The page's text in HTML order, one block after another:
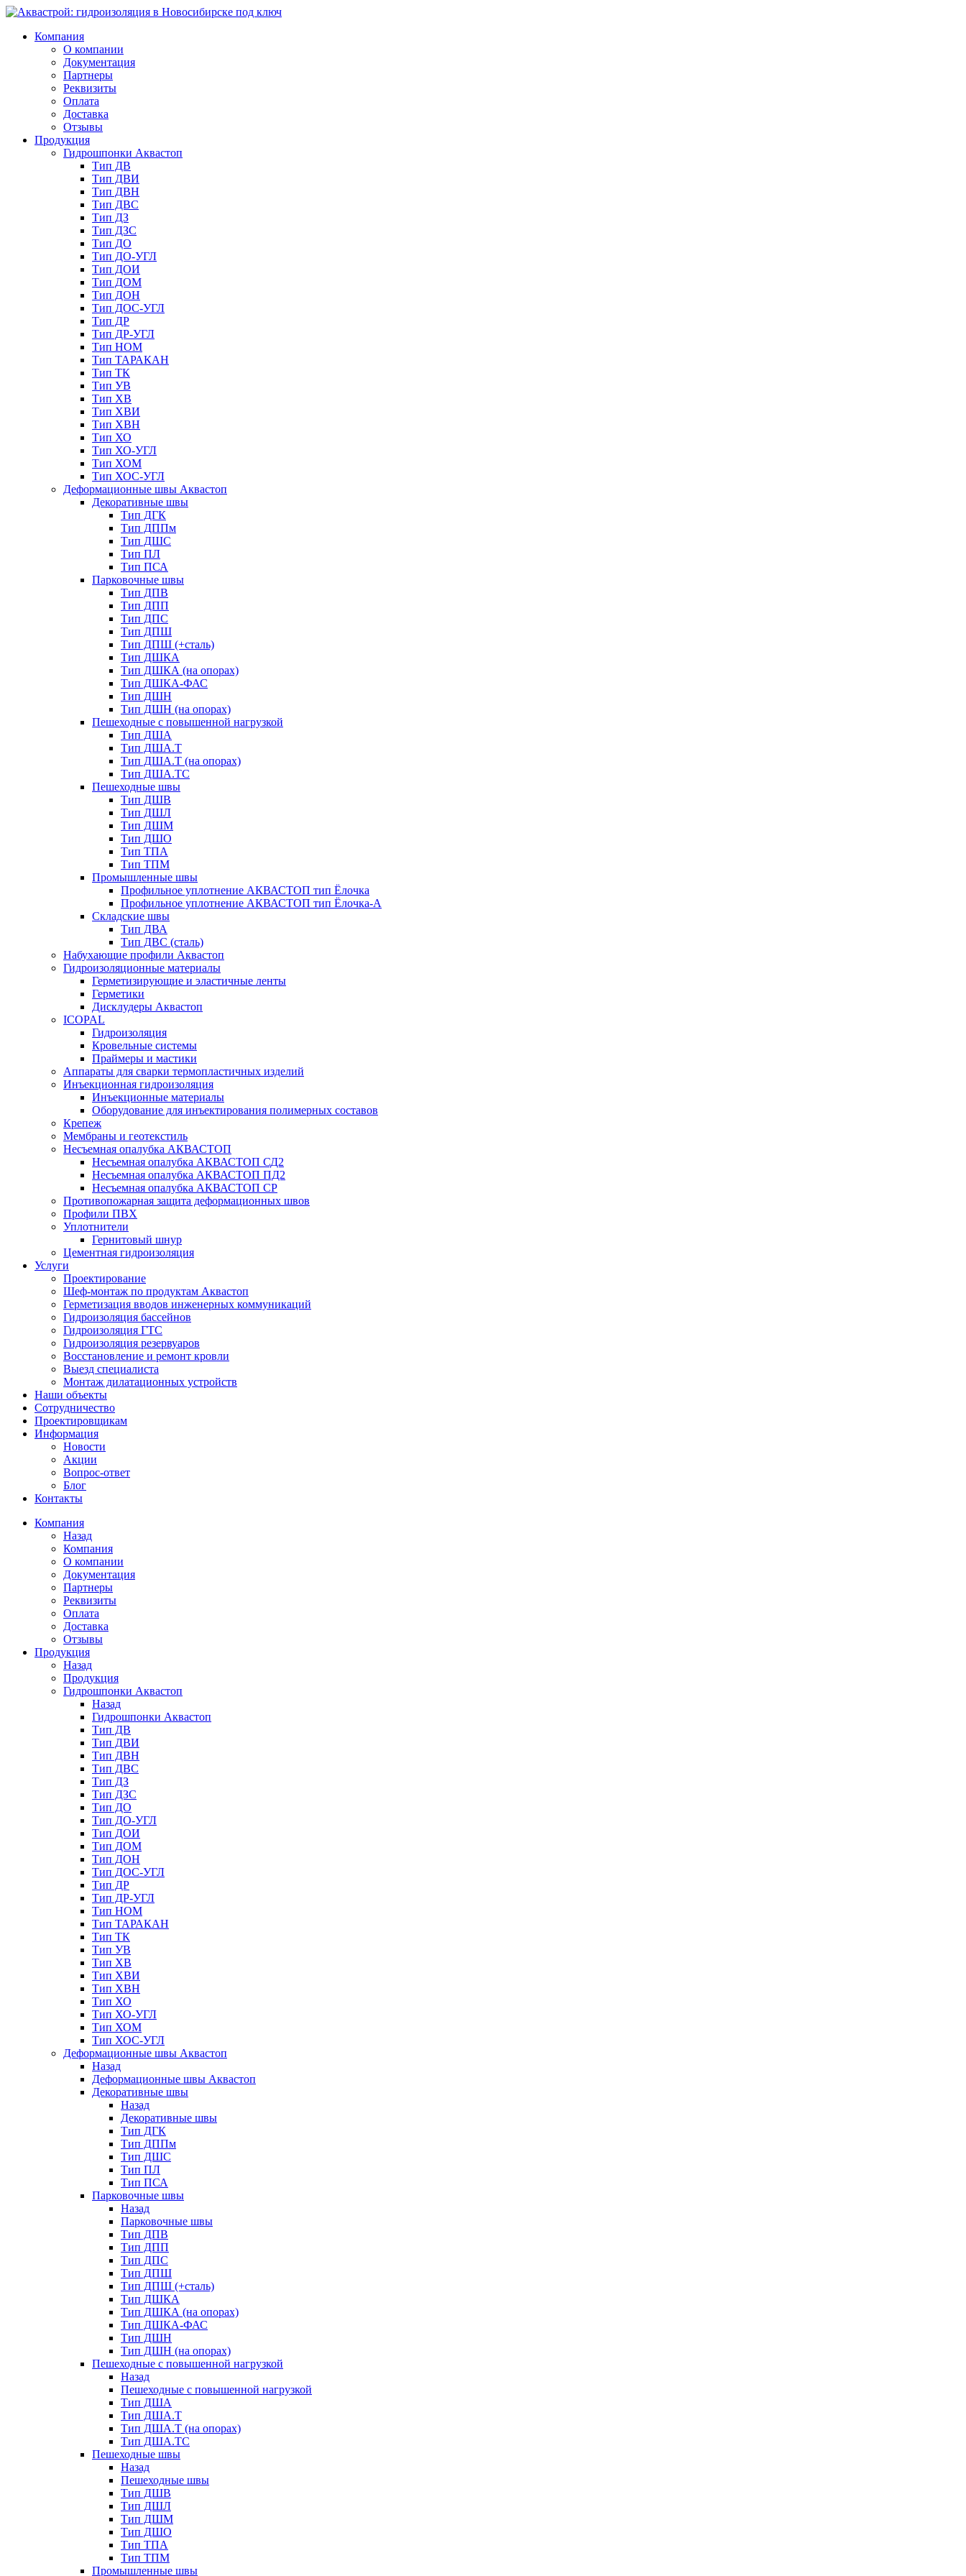
Компания
О компании
Документация
Партнеры
Реквизиты
Оплата
Доставка
Отзывы
Продукция
Гидрошпонки Аквастоп
Тип ДВ
Тип ДВИ
Тип ДВН
Тип ДВС
Тип ДЗ
Тип ДЗС
Тип ДО
Тип ДО-УГЛ
Тип ДОИ
Тип ДОМ
Тип ДОН
Тип ДОС-УГЛ
Тип ДР
Тип ДР-УГЛ
Тип НОМ
Тип ТАРАКАН
Тип ТК
Тип УВ
Тип ХВ
Тип ХВИ
Тип ХВН
Тип ХО
Тип ХО-УГЛ
Тип ХОМ
Тип ХОС-УГЛ
Деформационные швы Аквастоп
Декоративные швы
Тип ДГК
Тип ДППм
Тип ДШС
Тип ПЛ
Тип ПСА
Парковочные швы
Тип ДПВ
Тип ДПП
Тип ДПС
Тип ДПШ
Тип ДПШ (+сталь)
Тип ДШКА
Тип ДШКА (на опорах)
Тип ДШКА-ФАС
Тип ДШН
Тип ДШН (на опорах)
Пешеходные с повышенной нагрузкой
Тип ДША
Тип ДША.Т
Тип ДША.Т (на опорах)
Тип ДША.ТС
Пешеходные швы
Тип ДШВ
Тип ДШЛ
Тип ДШМ
Тип ДШО
Тип ТПА
Тип ТПМ
Промышленные швы
Профильное уплотнение АКВАСТОП тип Ёлочка
Профильное уплотнение АКВАСТОП тип Ёлочка-А
Складские швы
Тип ДВА
Тип ДВС (сталь)
Набухающие профили Аквастоп
Гидроизоляционные материалы
Герметизирующие и эластичные ленты
Герметики
Дисклудеры Аквастоп
ICOPAL
Гидроизоляция
Кровельные системы
Праймеры и мастики
Аппараты для сварки термопластичных изделий
Инъекционная гидроизоляция
Инъекционные материалы
Оборудование для инъектирования полимерных составов
Крепеж
Мембраны и геотекстиль
Несъемная опалубка АКВАСТОП
Несъемная опалубка АКВАСТОП СД2
Несъемная опалубка АКВАСТОП ПД2
Несъемная опалубка АКВАСТОП СР
Противопожарная защита деформационных швов
Профили ПВХ
Уплотнители
Гернитовый шнур
Цементная гидроизоляция
Услуги
Проектирование
Шеф-монтаж по продуктам Аквастоп
Герметизация вводов инженерных коммуникаций
Гидроизоляция бассейнов
Гидроизоляция ГТС
Гидроизоляция резервуаров
Восстановление и ремонт кровли
Выезд специалиста
Монтаж дилатационных устройств
Наши объекты
Сотрудничество
Проектировщикам
Информация
Новости
Акции
Вопрос-ответ
Блог
Контакты
Компания
Назад
Компания
О компании
Документация
Партнеры
Реквизиты
Оплата
Доставка
Отзывы
Продукция
Назад
Продукция
Гидрошпонки Аквастоп
Назад
Гидрошпонки Аквастоп
Тип ДВ
Тип ДВИ
Тип ДВН
Тип ДВС
Тип ДЗ
Тип ДЗС
Тип ДО
Тип ДО-УГЛ
Тип ДОИ
Тип ДОМ
Тип ДОН
Тип ДОС-УГЛ
Тип ДР
Тип ДР-УГЛ
Тип НОМ
Тип ТАРАКАН
Тип ТК
Тип УВ
Тип ХВ
Тип ХВИ
Тип ХВН
Тип ХО
Тип ХО-УГЛ
Тип ХОМ
Тип ХОС-УГЛ
Деформационные швы Аквастоп
Назад
Деформационные швы Аквастоп
Декоративные швы
Назад
Декоративные швы
Тип ДГК
Тип ДППм
Тип ДШС
Тип ПЛ
Тип ПСА
Парковочные швы
Назад
Парковочные швы
Тип ДПВ
Тип ДПП
Тип ДПС
Тип ДПШ
Тип ДПШ (+сталь)
Тип ДШКА
Тип ДШКА (на опорах)
Тип ДШКА-ФАС
Тип ДШН
Тип ДШН (на опорах)
Пешеходные с повышенной нагрузкой
Назад
Пешеходные с повышенной нагрузкой
Тип ДША
Тип ДША.Т
Тип ДША.Т (на опорах)
Тип ДША.ТС
Пешеходные швы
Назад
Пешеходные швы
Тип ДШВ
Тип ДШЛ
Тип ДШМ
Тип ДШО
Тип ТПА
Тип ТПМ
Промышленные швы